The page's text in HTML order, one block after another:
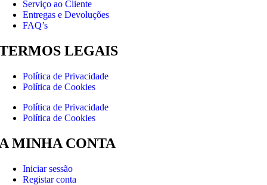
Serviço ao Cliente
Entregas e Devoluções
FAQ’s
LEGAIS
Política de Privacidade
Política de Cookies
Política de Privacidade
Política de Cookies
MINHA CONTA
Iniciar sessão
Registar conta